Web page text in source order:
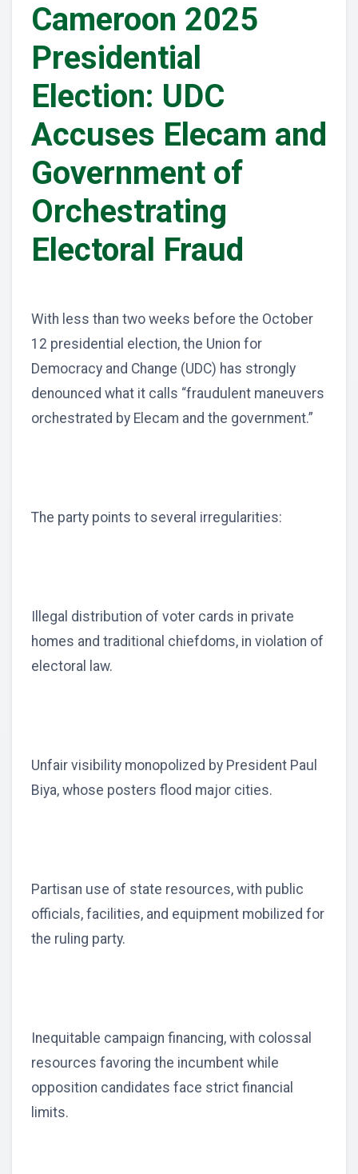
Cameroon 2025
Presidential
Election: UDC
Accuses Elecam and
Government of
Orchestrating
Electoral Fraud
With less than two weeks before the October
12 presidential election, the Union for
Democracy and Change (UDC) has strongly
denounced what it calls “fraudulent maneuvers
orchestrated by Elecam and the government.”
The party points to several irregularities:
Illegal distribution of voter cards in private
homes and traditional chiefdoms, in violation of
electoral law.
Unfair visibility monopolized by President Paul
Biya, whose posters flood major cities.
Partisan use of state resources, with public
officials, facilities, and equipment mobilized for
the ruling party.
Inequitable campaign financing, with colossal
resources favoring the incumbent while
opposition candidates face strict financial
limits.